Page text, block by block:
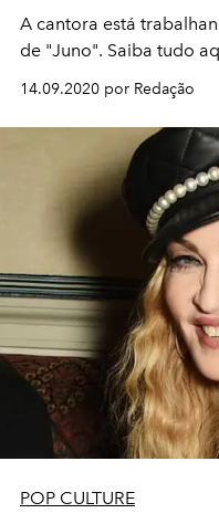
A cantora está
de "Juno". Saiba tudo
14.09.2020 por Redação
POP CULTURE